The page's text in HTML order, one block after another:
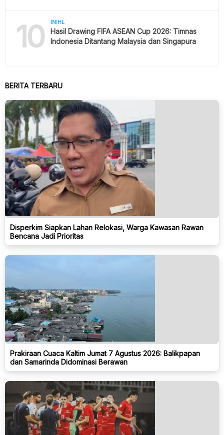
10 INIHL
Hasil Drawing FIFA ASEAN Cup 2026: Timnas
Indonesia Ditantang Malaysia dan Singapura
BERITA TERBARU
Disperkim Siapkan Lahan Relokasi, Warga Kawasan Rawan
Bencana Jadi Prioritas
Prakiraan Cuaca Kaltim Jumat 7 Agustus 2026: Balikpapan
dan Samarinda Didominasi Berawan